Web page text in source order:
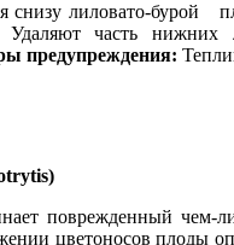
снизу лиловато-бурой
Удаляют часть нижних
предупреждения:
поврежденный чем-
цветоно­сов плоды